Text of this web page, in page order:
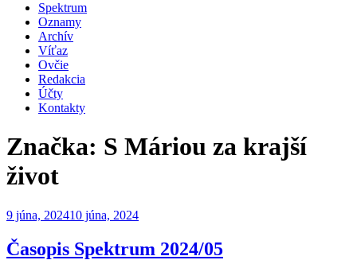
Spektrum
Oznamy
Archív
Víťaz
Ovčie
Redakcia
Účty
Kontakty
Značka: S Máriou za krajší
život
Publikované
9 júna, 202410 júna, 2024
Časopis Spektrum 2024/05